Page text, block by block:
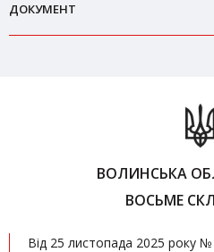
ДОКУМЕНТ
ВОЛИНСЬКА
ВОСЬМЕ
Від 25 листопада 2025 року